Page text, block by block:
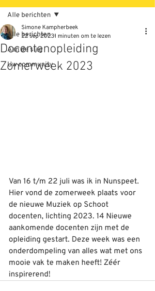
Alle berichten
Aan de slag
Uw community
Alle berichten
Docentenopleiding
Zomerweek 2023
Simone Kampherbeek
22 sep 20231 minuten om te lezen
Van 16 t/m 22 juli was ik in Nunspeet.
Hier vond de zomerweek plaats voor
de nieuwe Muziek op Schoot
docenten, lichting 2023. 14 Nieuwe
aankomende docenten zijn met de
opleiding gestart. Deze week was een
onderdompeling van alles wat met ons
mooie vak te maken heeft! Zéér
inspirerend!